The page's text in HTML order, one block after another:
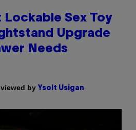
Lockable Sex Toy
Upgrade
Needs
by Ysolt Usigan